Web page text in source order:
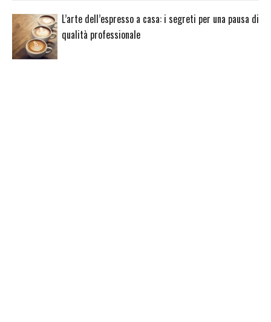
L’arte dell’espresso a casa: i segreti per una pausa di
qualità professionale